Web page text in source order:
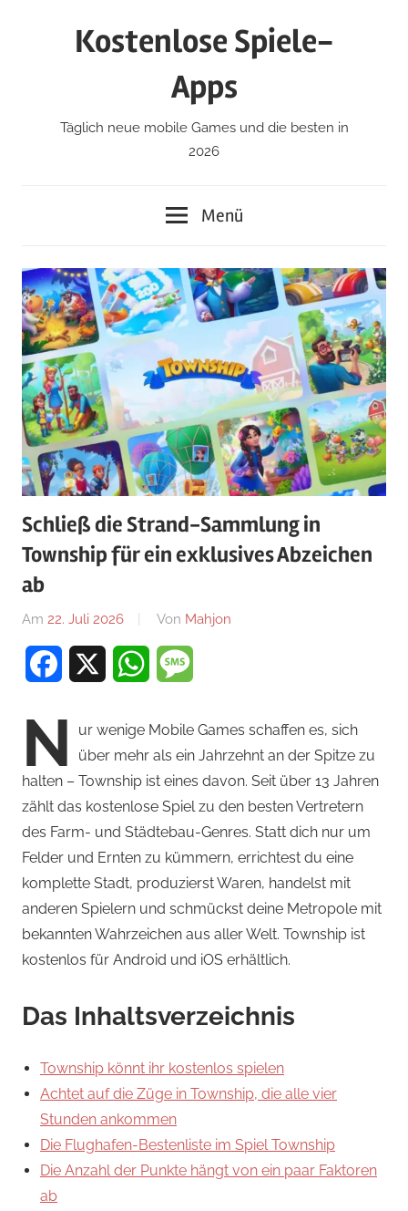
Kostenlose Spiele-
Apps
Täglich neue mobile Games und die besten in
2026
Menü
Schließ die Strand-Sammlung in
Township für ein exklusives Abzeichen
ab
Am 22. Juli 2026 Von Mahjon
Simulations-
und
Farm-
Spiele,
Simulations-
und
Farmspiele
Facebook WhatsApp
N
ur wenige Mobile Games schaffen es, sich
über mehr als ein Jahrzehnt an der Spitze zu
halten – Township ist eines davon. Seit über 13 Jahren
zählt das kostenlose Spiel zu den besten Vertretern
des Farm- und Städtebau-Genres. Statt dich nur um
Felder und Ernten zu kümmern, errichtest du eine
komplette Stadt, produzierst Waren, handelst mit
anderen Spielern und schmückst deine Metropole mit
bekannten Wahrzeichen aus aller Welt. Township ist
kostenlos für Android und iOS erhältlich.
Das Inhaltsverzeichnis
Township könnt ihr kostenlos spielen
Achtet auf die Züge in Township, die alle vier
Stunden ankommen
Die Flughafen-Bestenliste im Spiel Township
Die Anzahl der Punkte hängt von ein paar Faktoren
ab